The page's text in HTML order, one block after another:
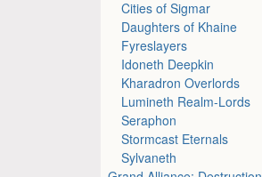
Cities of Sigmar
Daughters of Khaine
Fyreslayers
Idoneth Deepkin
Kharadron Overlords
Lumineth Realm-Lords
Seraphon
Stormcast Eternals
Sylvaneth